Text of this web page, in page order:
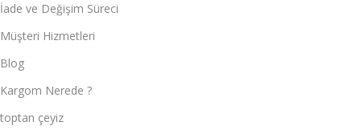
İade ve Değişim Süreci
Müşteri Hizmetleri
Blog
Kargom Nerede ?
toptan çeyiz